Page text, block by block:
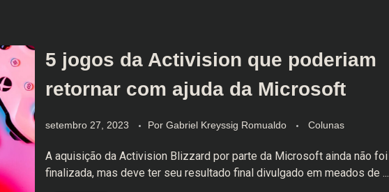
5 jogos da Activision que poderiam
retornar com ajuda da Microsoft
setembro 27, 2023 Por Gabriel Kreyssig Romualdo Colunas
A aquisição da Activision Blizzard por parte da Microsoft ainda não foi
finalizada, mas deve ter seu resultado final divulgado em meados de ...